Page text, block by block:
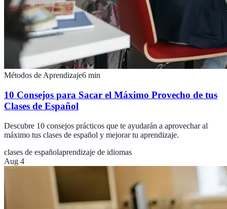
Métodos de Aprendizaje6 min
10 Consejos para Sacar el Máximo Provecho de tus
Clases de Español
Descubre 10 consejos prácticos que te ayudarán a aprovechar al
máximo tus clases de español y mejorar tu aprendizaje.
clases de españolaprendizaje de idiomas
Aug 4